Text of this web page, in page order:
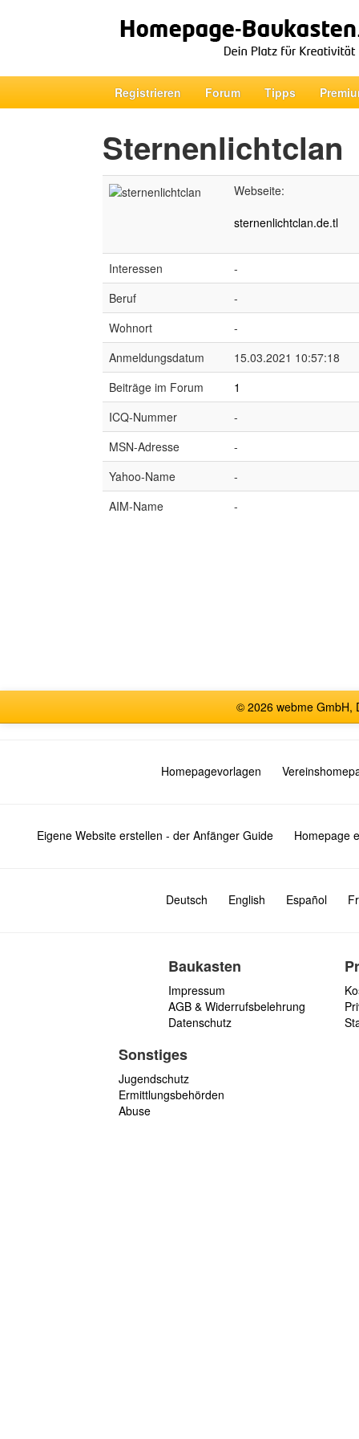
Registrieren Forum Tipps
Sternenlichtclan
Webseite:
sternenlichtclan.de.tl
Interessen
-
Beruf
-
Wohnort
-
Anmeldungsdatum
15.03.2021 10:57:18
Beiträge im Forum
1
ICQ-Nummer
-
MSN-Adresse
-
Yahoo-Name
-
AIM-Name
-
© 2026 webme GmbH,
Homepagevorlagen
Eigene Website erstellen - der Anfänger Guide Homepage
Deutsch English Español
Baukasten
Impressum
AGB & Widerrufsbelehrung
Datenschutz
Sonstiges
Jugendschutz
Ermittlungsbehörden
Abuse